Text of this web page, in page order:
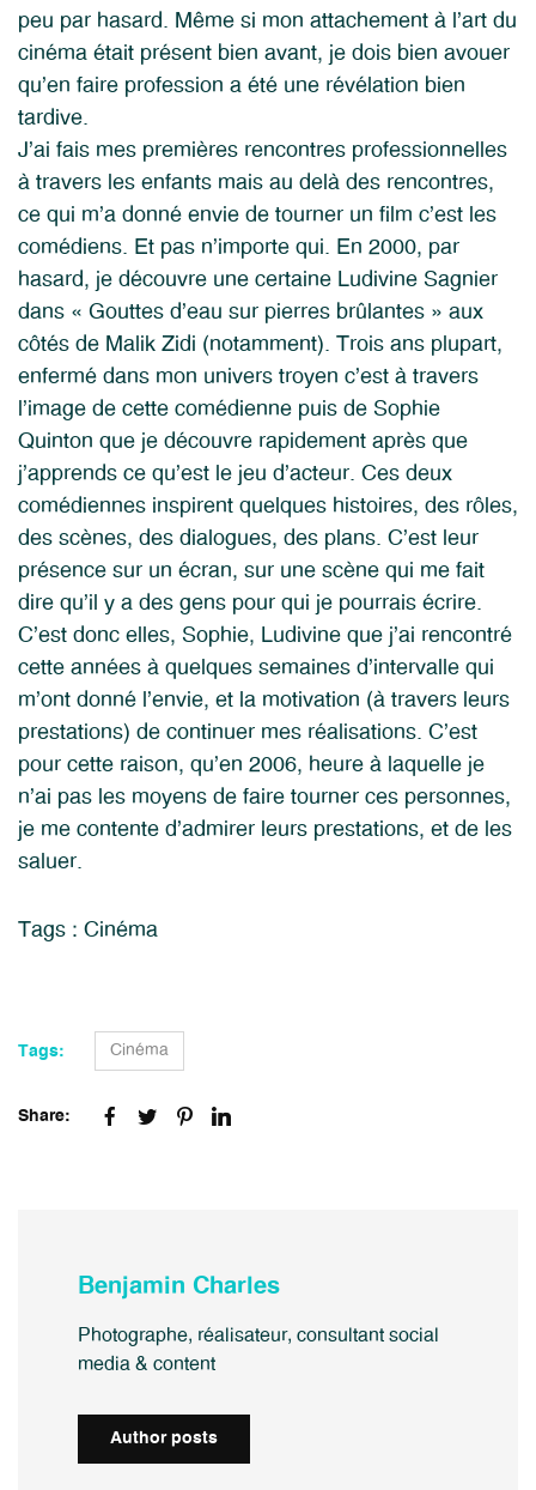
peu par hasard. Même si mon attachement à l’art du
cinéma était présent bien avant, je dois bien avouer
qu’en faire profession a été une révélation bien
tardive.
J’ai fais mes premières rencontres professionnelles
à travers les enfants mais au delà des rencontres,
ce qui m’a donné envie de tourner un film c’est les
comédiens. Et pas n’importe qui. En 2000, par
hasard, je découvre une certaine Ludivine Sagnier
dans « Gouttes d’eau sur pierres brûlantes » aux
côtés de Malik Zidi (notamment). Trois ans plupart,
enfermé dans mon univers troyen c’est à travers
l’image de cette comédienne puis de Sophie
Quinton que je découvre rapidement après que
j’apprends ce qu’est le jeu d’acteur. Ces deux
comédiennes inspirent quelques histoires, des rôles,
des scènes, des dialogues, des plans. C’est leur
présence sur un écran, sur une scène qui me fait
dire qu’il y a des gens pour qui je pourrais écrire.
C’est donc elles, Sophie, Ludivine que j’ai rencontré
cette années à quelques semaines d’intervalle qui
m’ont donné l’envie, et la motivation (à travers leurs
prestations) de continuer mes réalisations. C’est
pour cette raison, qu’en 2006, heure à laquelle je
n’ai pas les moyens de faire tourner ces personnes,
je me contente d’admirer leurs prestations, et de les
saluer.
Tags : Cinéma
Tags: Cinéma
Share:
Benjamin Charles
Photographe, réalisateur, consultant social
media & content
Author posts